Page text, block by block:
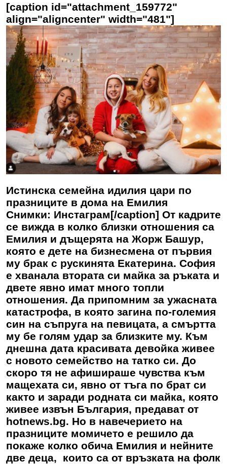
[caption id="attachment_159772"
align="aligncenter" width="481"]
Истинска семейна идилия цари по
празниците в дома на Емилия
Снимки: Инстаграм[/caption] От кадрите
се вижда в колко близки отношения са
Емилия и дъщерята на Жорж Башур,
която е дете на бизнесмена от първия
му брак с рускинята Екатерина. София
е хванала втората си майка за ръката и
двете явно имат много топли
отношения. Да припомним за ужасната
катастрофа, в която загина по-големия
син на съпруга на певицата, а смъртта
му бе голям удар за близките му. Към
днешна дата красивата девойка живее
с новото семейство на татко си. До
скоро тя не афишираше чувства към
мащехата си, явно от тъга по брат си
както и заради родната си майка, която
живее извън България, предават от
hotnews.bg. Но в навечерието на
празниците момичето е решило да
покаже колко обича Емилия и нейните
две деца, които са от връзката на фолк